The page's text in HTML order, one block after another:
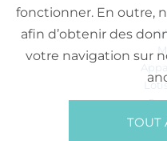
fonctionner. En outre,
afin d’obtenir des
votre navigation sur
TOUT